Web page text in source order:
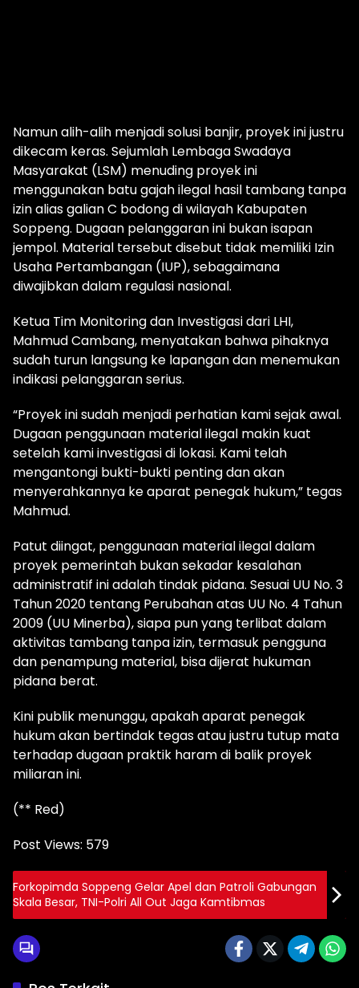
Namun alih-alih menjadi solusi banjir, proyek ini justru
dikecam keras. Sejumlah Lembaga Swadaya
Masyarakat (LSM) menuding proyek ini
menggunakan batu gajah ilegal hasil tambang tanpa
izin alias galian C bodong di wilayah Kabupaten
Soppeng. Dugaan pelanggaran ini bukan isapan
jempol. Material tersebut disebut tidak memiliki Izin
Usaha Pertambangan (IUP), sebagaimana
diwajibkan dalam regulasi nasional.
Ketua Tim Monitoring dan Investigasi dari LHI,
Mahmud Cambang, menyatakan bahwa pihaknya
sudah turun langsung ke lapangan dan menemukan
indikasi pelanggaran serius.
“Proyek ini sudah menjadi perhatian kami sejak awal.
Dugaan penggunaan material ilegal makin kuat
setelah kami investigasi di lokasi. Kami telah
mengantongi bukti-bukti penting dan akan
menyerahkannya ke aparat penegak hukum,” tegas
Mahmud.
Patut diingat, penggunaan material ilegal dalam
proyek pemerintah bukan sekadar kesalahan
administratif ini adalah tindak pidana. Sesuai UU No. 3
Tahun 2020 tentang Perubahan atas UU No. 4 Tahun
2009 (UU Minerba), siapa pun yang terlibat dalam
aktivitas tambang tanpa izin, termasuk pengguna
dan penampung material, bisa dijerat hukuman
pidana berat.
Kini publik menunggu, apakah aparat penegak
hukum akan bertindak tegas atau justru tutup mata
terhadap dugaan praktik haram di balik proyek
miliaran ini.
(** Red)
Post Views: 579
Forkopimda Soppeng Gelar Apel dan Patroli Gabungan
Skala Besar, TNI-Polri All Out Jaga Kamtibmas